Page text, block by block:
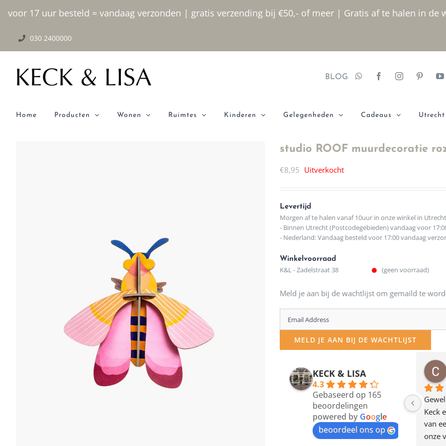
voor 17 uur besteld = vandaag verzonden | gratis verzending bij €50,- of meer | Gratis af te halen in
inhoud
030 2400000
BLOG
Home Producten Wonen Ruimtes Kinderen Gelegenheden Cadeaus Utrecht
studio ROOF muurdecoratie
€8,95 Uitverkocht
Levertijd
Morgen af te halen vanaf 10uur in onze winkel in Utrecht
- Binnen Utrecht (Postcodegebieden) vandaag voor
- Nederland: Vandaag besteld voor 17:00 vandaag
Winkelvoorraad
K&L - Zadelstraat 38 (geen voorraad)
Meld je aan bij de wachtlijst om gemaild te
Enter
your
email
MELD JE AAN BIJ DE WACHTLIJST
KECK & LISA
4.3
Gebaseerd op 165
beoordelingen
powered by Google
beoordeel ons op
12 maanden geleden
Waarom in hemelsnaam
de woonwinkel op de
klippen  laten lopen? Waar
moeten nu de design
Keck
van
onze